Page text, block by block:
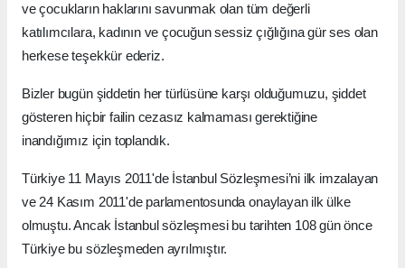
ve çocukların haklarını savunmak olan tüm değerli
katılımcılara, kadının ve çocuğun sessiz çığlığına gür ses olan
herkese teşekkür ederiz.
Bizler bugün şiddetin her türlüsüne karşı olduğumuzu, şiddet
gösteren hiçbir failin cezasız kalmaması gerektiğine
inandığımız için toplandık.
Türkiye 11 Mayıs 2011'de İstanbul Sözleşmesi’ni ilk imzalayan
ve 24 Kasım 2011'de parlamentosunda onaylayan ilk ülke
olmuştu. Ancak İstanbul sözleşmesi bu tarihten 108 gün önce
Türkiye bu sözleşmeden ayrılmıştır.